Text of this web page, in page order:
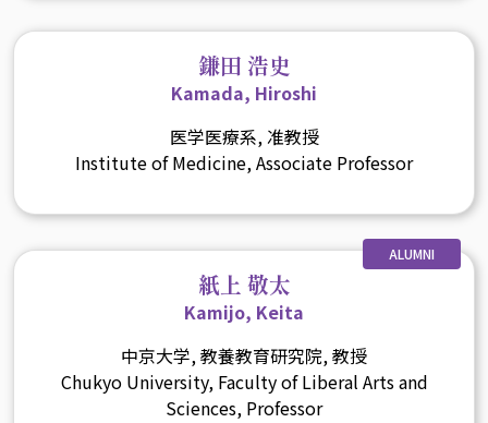
鎌田 浩史
Kamada, Hiroshi
医学医療系, 准教授
Institute of Medicine, Associate Professor
ALUMNI
紙上 敬太
Kamijo, Keita
中京大学, 教養教育研究院, 教授
Chukyo University, Faculty of Liberal Arts and
Sciences, Professor